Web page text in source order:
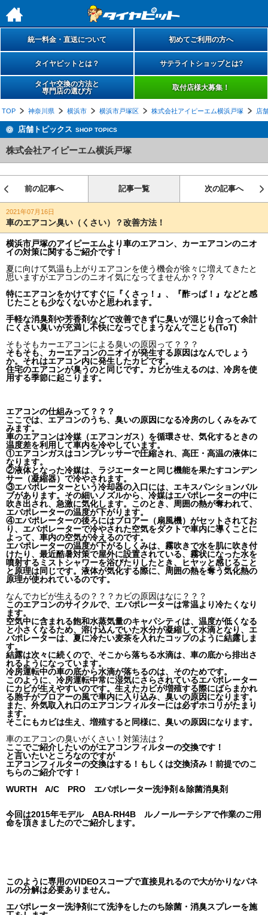
h
統一料金・直送について 初めてご利用の方へ
タイヤピットとは？ サテライトショップとは?
タイヤ交換の方法と
専門店の選び方
取付店様大募集！
TOP 神奈川県 横浜市 横浜市戸塚区 株式会社アイピーエム横浜戸塚 店
店舗トピックス SHOP TOPICS
株式会社アイピーエム横浜戸塚
前の記事へ 記事一覧 次の記事へ
2021年07月16日
車のエアコン臭い（くさい）？改善方法！
横浜市戸塚のアイピーエムより車のエアコン、カーエアコンのニオ
イの対策に関するご紹介です！
夏に向けて気温も上がりエアコンを使う機会が徐々に増えてきたと
思いますがエアコンのニオイ気になってませんか？？？
特にエアコンをかけてすぐに『くさっ！』、『酢っぱ！』などと感
じたことも少なくないかと思われます。
手軽な消臭剤や芳香剤などで改善できずに臭いが混じり合って余計
にくさい臭いが充満し不快になってしまうなんてことも(ToT)
そもそもカーエアコンによる臭いの原因って？？？
そもそも、カーエアコンのニオイが発生する原因はなんでしょう
か。 それはエアコン内に発生したカビです。
住宅のエアコンが臭うのと同じです。カビが生えるのは、冷房を使
用する季節に起こります。
エアコンの仕組みって？？？
ここでは、エアコンのうち、臭いの原因になる冷房のしくみをみて
みます。
車のエアコンは冷媒（エアコンガス）を循環させ、気化するときの
温度差を利用して車内を冷やしています。
①エアコンガスはコンプレッサーで圧縮され、高圧・高温の液体に
なります。
②液体となった冷媒は、ラジエーターと同じ機能を果たすコンデン
サー（凝縮器）で冷やされます。
③エバポレーターという冷却器の入口には、エキスパンションバル
ブがあります。その細いノズルから、冷媒はエバポレーターの中に
吹き出され、急激に気化します。このとき、周囲の熱が奪われて、
エバポレーターの温度が下がります。
④エバポレーターの後ろにはブロアー（扇風機）がセットされてお
り、エバポレーターで冷やされた空気をダクトで車内に導くことに
よって、車内の空気が冷えるのです。
エバポレーターの温度が下がるしくみは、霧吹きで水を肌に吹き付
けたり、最近酷暑対策で屋外に設置されている、霧状になった水を
噴射するミストシャワーを浴びたりしたとき、ヒヤッと感じること
と原理は同じです。液体が気化する際に、周囲の熱を奪う気化熱の
原理が使われているのです。
なんでカビが生えるの？？？カビの原因はなに？？？
このエアコンのサイクルで、エバポレーターは常温より冷たくなり
ます。
空気中に含まれる飽和水蒸気量のキャパシティは、温度が低くなる
と小さくなるため、溶け込んでいた水分が凝縮して水滴となり、エ
バポレーターは、夏に冷たい麦茶を入れたコップのように結露しま
す。
結露は次々に続くので、そこから落ちる水滴は、車の底から排出さ
れるようになっています。
冷房運転中の車の底から水滴が落ちるのは、そのためです。
このように、冷房運転中常に湿気にさらされているエバポレーター
にカビが生えやすいのです。生えたカビが増殖する際にばらまかれ
る胞子がブロアーの風で車内に入り込み、臭いの原因になります。
また、外気取入れ口のエアコンフィルターには必ずホコリがたまり
ます。
そこにもカビは生え、増殖すると同様に、臭いの原因になります。
車のエアコンの臭いがくさい！対策法は？
ここでご紹介したいのがエアコンフィルターの交換です！
と言いたいところなのですが
エアコンフィルターの交換はする！もしくは交換済み！前提でのこ
ちらのご紹介です！
WURTH A/C PRO エバポレーター洗浄剤＆除菌消臭剤
今回は2015年モデル ABA-RH4B ルノールーテシアで作業のご用
命を頂きましたのでご紹介します。
このように専用のVIDEOスコープで直接見れるので大がかりなパネ
ルの分解は必要ありません。
エバポレーター洗浄剤にて洗浄をしたのち除菌・消臭スプレーを施